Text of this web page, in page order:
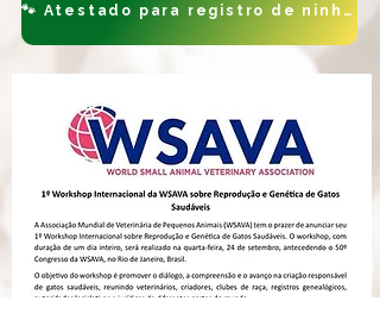
🐾 Atestado para registro de ninhadas
🐾 Ranking NW 2025